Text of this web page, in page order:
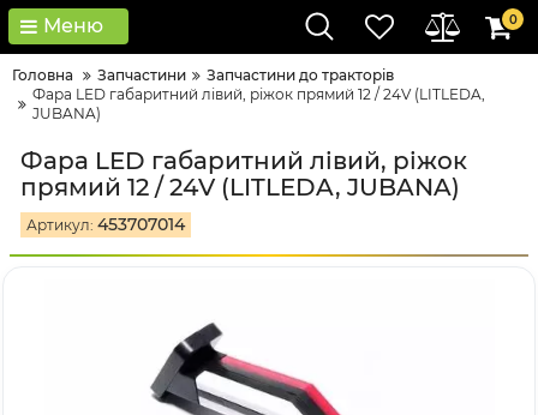
Меню 0
Головна Запчастини
Запчастини до тракторів
Фара LED габаритний лівий, ріжок прямий 12 / 24V (LITLEDA,
JUBANA)
Фара LED габаритний лівий, ріжок
прямий 12 / 24V (LITLEDA, JUBANA)
Артикул: 453707014